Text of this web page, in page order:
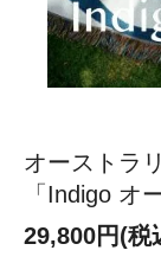
オーストラ
「Indigo オ
29,800円(税